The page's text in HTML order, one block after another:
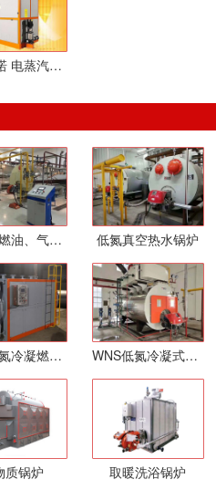
四通恒诺 电蒸汽发生器
WNS型燃油、气蒸汽锅炉 低氮真空热水锅炉
WNS低氮冷凝燃气热水锅炉 WNS低氮冷凝式燃气蒸汽锅炉
质锅炉 取暖洗浴锅炉